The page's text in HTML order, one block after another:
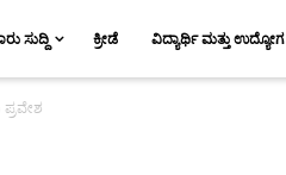
ಸುದ್ದಿ ಕ್ರೀಡೆ ವಿದ್ಯಾರ್ಥಿ ಮತ್ತು ಉದ್ಯೋಗ